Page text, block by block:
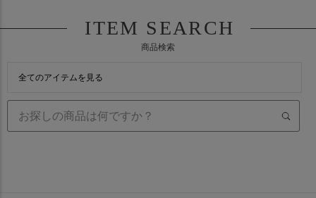
ITEM SEARCH
商品検索
全てのアイテムを見る